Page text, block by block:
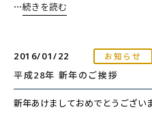
⋯続きを読む
2016/01/22 お知らせ
平成28年 新年のご挨拶
新年あけましておめでとうござい